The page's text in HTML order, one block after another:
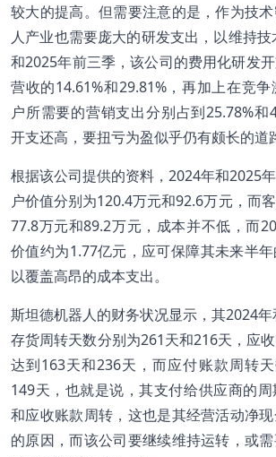
较大的提高。但需要注意的是，作为技
人产业也需要庞大的研发支出，以维持
和2025年前三季，该公司的费用化研发
营收的14.61%和29.81%，再加上在竞
户所需要的营销支出分别占到25.78%
开支还高，要扭亏为盈似乎仍有颇长的道
根据该公司提供的资料，2024年和2025
户价值分别为120.4万元和92.6万元，而
77.8万元和89.2万元，成本并不低，而
价值约为1.77亿元，应可保障其未来半
以覆盖高昂的成本支出。
斯坦德机器人的财务状况显示，其2024
存货周转天数分别为261天和216天，应
达到163天和236天，而应付账款周转
149天，也就是说，其支付给供应商的
和应收账款周转，这也是其经营活动净
的原因，而该公司要继续维持运转，或需